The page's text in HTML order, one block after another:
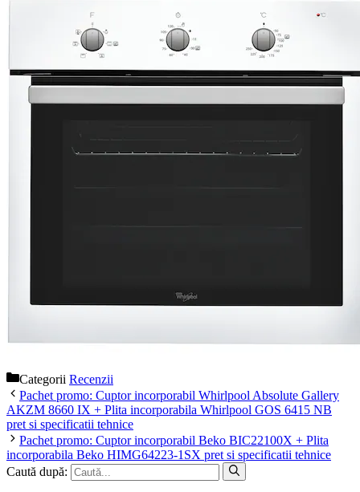
Categorii Recenzii
Pachet promo: Cuptor incorporabil Whirlpool Absolute Gallery
AKZM 8660 IX + Plita incorporabila Whirlpool GOS 6415 NB
pret si specificatii tehnice
Pachet promo: Cuptor incorporabil Beko BIC22100X + Plita
incorporabila Beko HIMG64223-1SX pret si specificatii tehnice
Caută după: